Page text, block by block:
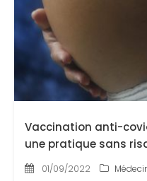
Vaccination anti-
une pratique sans
01/09/2022